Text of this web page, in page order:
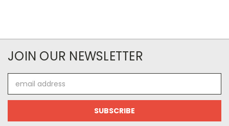
JOIN OUR NEWSLETTER
Address